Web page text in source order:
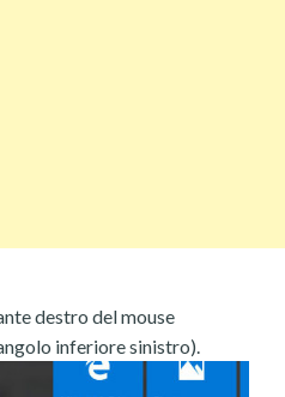
destro del mouse
inferiore sinistro).